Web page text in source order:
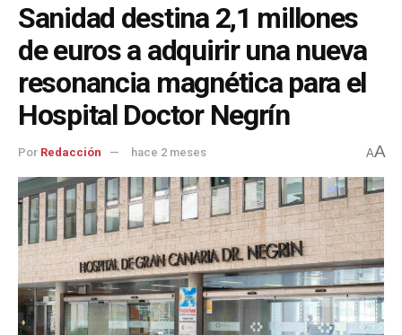
Sanidad destina 2,1 millones
de euros a adquirir una nueva
resonancia magnética para el
Hospital Doctor Negrín
Por Redacción hace 2 meses AA